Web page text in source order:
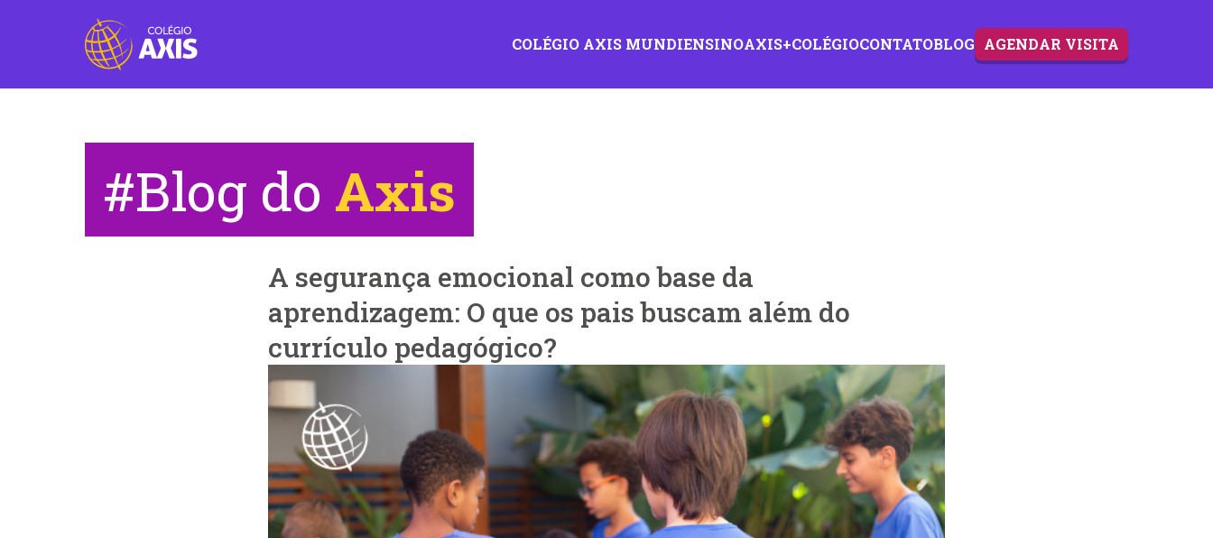
COLÉGIO AXIS MUNDIENSINOAXIS+COLÉGIOCONTATOBLOG AGENDAR VISITA
#Blog do Axis
A segurança emocional como base da
aprendizagem: O que os pais buscam além do
currículo pedagógico?